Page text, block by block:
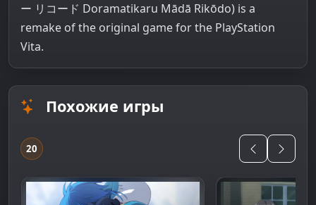
ー リコード Doramatikaru Mādā Rikōdo) is a
remake of the original game for the PlayStation
Vita.
Похожие игры
20